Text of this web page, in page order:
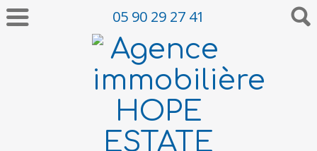
05 90 29 27 41